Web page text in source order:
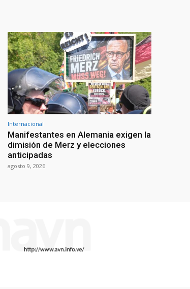
Internacional
Manifestantes en Alemania exigen la
dimisión de Merz y elecciones
anticipadas
agosto 9, 2026